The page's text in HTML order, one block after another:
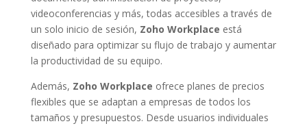
videoconferencias y más, todas accesibles a través de
un solo inicio de sesión, Zoho Workplace está
diseñado para optimizar su flujo de trabajo y aumentar
la productividad de su equipo.
Además, Zoho Workplace ofrece planes de precios
flexibles que se adaptan a empresas de todos los
tamaños y presupuestos. Desde usuarios individuales